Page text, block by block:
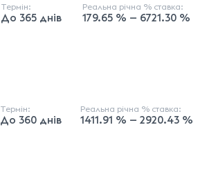
Термін:
До 365 днів
Реальна річна % ставка:
179.65 % — 6721.30 %
Термін:
До 360 днів
Реальна річна % ставка:
1411.91 % — 2920.43 %